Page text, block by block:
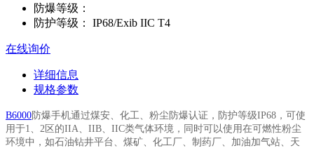
防爆等级：
防护等级：
IP68/Exib IIC T4
在线询价
详细信息
规格参数
B6000防爆手机通过煤安、化工、粉尘防爆认证，防护等级IP68 ，可使
用于1、2区的IIA、IIB、IIC类气体环境，同时可以使用在可燃性粉尘
环境中，如石油钻井平台、煤矿、化工厂、制药厂、加油加气站、天